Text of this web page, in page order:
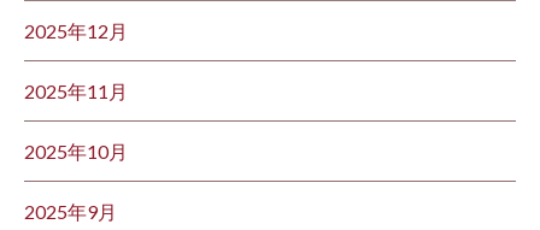
2025年12月
2025年11月
2025年10月
2025年9月